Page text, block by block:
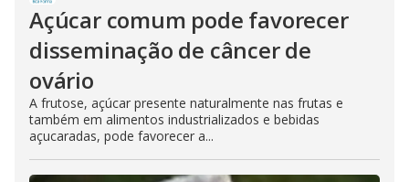
Açúcar comum pode favorecer
disseminação de câncer de
ovário
A frutose, açúcar presente naturalmente nas frutas e
também em alimentos industrializados e bebidas
açucaradas, pode favorecer a...